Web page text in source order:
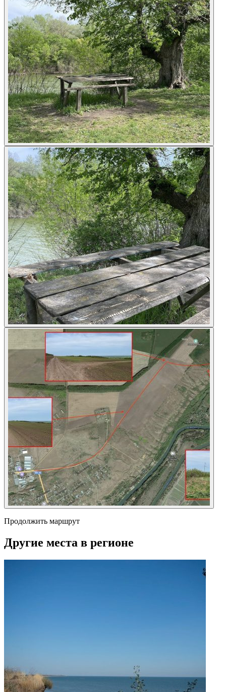
Продолжить маршрут
Другие места в регионе